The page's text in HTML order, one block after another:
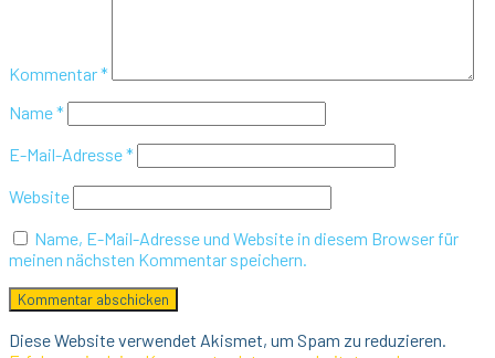
Kommentar*
Name*
E-Mail-Adresse*
Website
Name, E-Mail-Adresse und Website in diesem Browser für
meinen nächsten Kommentar speichern.
Diese Website verwendet Akismet, um Spam zu reduzieren.